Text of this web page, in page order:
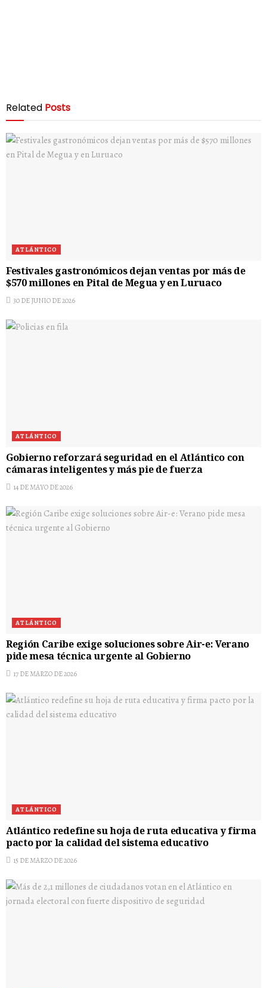
Related Posts
ATLÁNTICO
Festivales gastronómicos dejan ventas por más de
$570 millones en Pital de Megua y en Luruaco
30 DE JUNIO DE 2026
ATLÁNTICO
Gobierno reforzará seguridad en el Atlántico con
cámaras inteligentes y más pie de fuerza
14 DE MAYO DE 2026
ATLÁNTICO
Región Caribe exige soluciones sobre Air-e: Verano
pide mesa técnica urgente al Gobierno
17 DE MARZO DE 2026
ATLÁNTICO
Atlántico redefine su hoja de ruta educativa y firma
pacto por la calidad del sistema educativo
15 DE MARZO DE 2026